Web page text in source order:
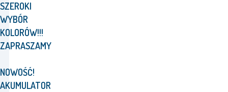
SZEROKI
WYBÓR
KOLORÓW!!!
ZAPRASZAMY
NOWOŚĆ!
AKUMULATOR